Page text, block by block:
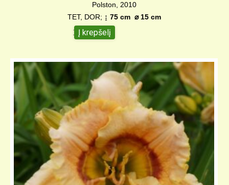
Polston, 2010
TET, DOR; ↨ 75 cm ⌀ 15 cm
15,00€
Į krepšelį